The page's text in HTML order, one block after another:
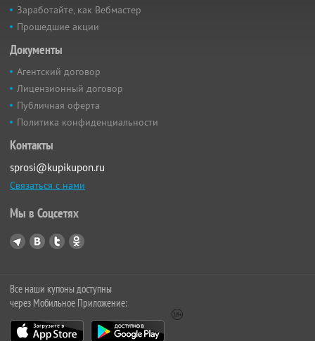
Заработайте, как Вебмастер
Прошедшие акции
Документы
Агентский договор
Лицензионный договор
Публичная оферта
Политика конфиденциальности
Контакты
sprosi@kupikupon.ru
Связаться с нами
Мы в Соцсетях
Все наши купоны доступны
через Мобильное Приложение: